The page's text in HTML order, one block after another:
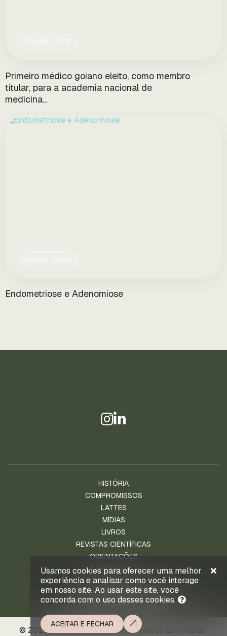
Usamos cookies para oferecer uma melhor
experiência e analisar como você interage
em nosso site. Ao usar este site, você
concorda com o uso desses cookies.
ACEITAR E FECHAR
Primeiro médico goiano eleito, como membro
titular, para a academia nacional de
medicina…
Endometriose e Adenomiose
HISTÓRIA
COMPROMISSOS
LATTES
MÍDIAS
LIVROS
REVISTAS CIENTÍFICAS
ORIENTAÇÕES
IMPRENSA
NOTÍCIAS
ENTRE EM CONTATO
© 2026 . Prof. Ld. Dr. Waldemar Naves do Amaral .